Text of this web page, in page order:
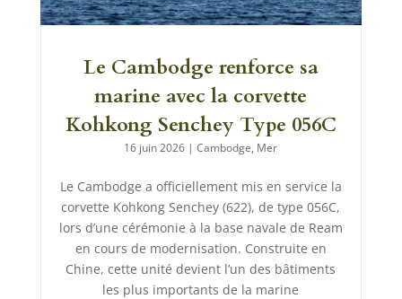
Le Cambodge renforce sa
marine avec la corvette
Kohkong Senchey Type 056C
16 juin 2026 |Cambodge, Mer
Le Cambodge a officiellement mis en service la
corvette Kohkong Senchey (622), de type 056C,
lors d’une cérémonie à la base navale de Ream
en cours de modernisation. Construite en
Chine, cette unité devient l’un des bâtiments
les plus importants de la marine